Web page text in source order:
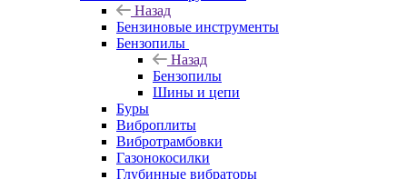
Назад
Бензиновые инструменты
Бензопилы
Назад
Бензопилы
Шины и цепи
Буры
Виброплиты
Вибротрамбовки
Газонокосилки
Глубинные вибраторы